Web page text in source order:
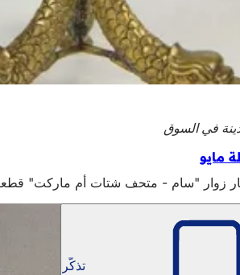
في السوق
مايو
"سام - متحف شتات أم ماركت" قطعتهم المفضلة
تذكّر